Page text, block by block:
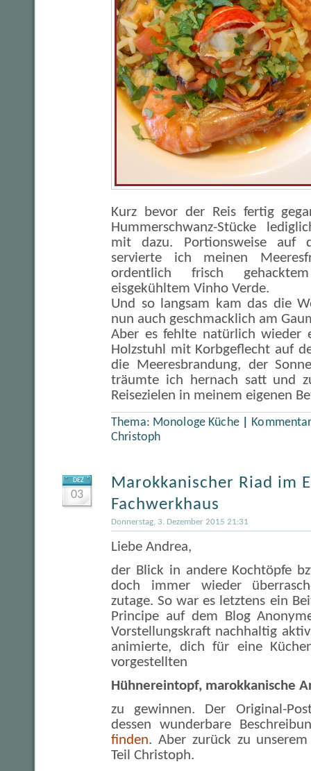
Kurz bevor der Reis fertig
Hummerschwanz-Stücke
mit dazu. Portionsweise auf
servierte ich meinen
ordentlich frisch
eisgekühltem Vinho Verde.
Und so langsam kam das die
nun auch geschmacklich am
Aber es fehlte natürlich wieder
Holzstuhl mit Korbgeflecht auf
die Meeresbrandung, der
träumte ich hernach satt und
Reisezielen in meinem eigenen
Thema: Monologe Küche
Christoph
DEZ
03
Marokkanischer Riad im
Fachwerkhaus
Donnerstag, 3. Dezember 2015 21:31
Liebe Andrea,
der Blick in andere Kochtöpfe
doch immer wieder
zutage. So war es letztens ein
Principe auf dem Blog
Vorstellungskraft nachhaltig
animierte, dich für eine
vorgestellten
Hühnereintopf, marokkanische
zu gewinnen. Der Original-
dessen wunderbare
finden. Aber zurück zu
Teil Christoph.